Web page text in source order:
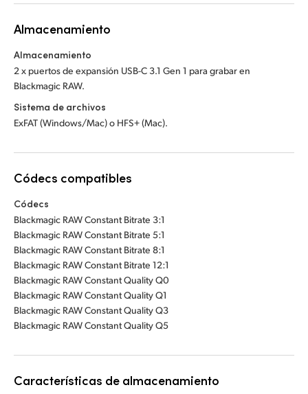
Almacenamiento
Almacenamiento
2 x puertos de expansión USB-C 3.1 Gen 1 para grabar en
Blackmagic RAW.
Sistema de archivos
ExFAT (Windows/Mac) o HFS+ (Mac).
Códecs compatibles
Códecs
Blackmagic RAW Constant Bitrate 3:1
Blackmagic RAW Constant Bitrate 5:1
Blackmagic RAW Constant Bitrate 8:1
Blackmagic RAW Constant Bitrate 12:1
Blackmagic RAW Constant Quality Q0
Blackmagic RAW Constant Quality Q1
Blackmagic RAW Constant Quality Q3
Blackmagic RAW Constant Quality Q5
Características de almacenamiento